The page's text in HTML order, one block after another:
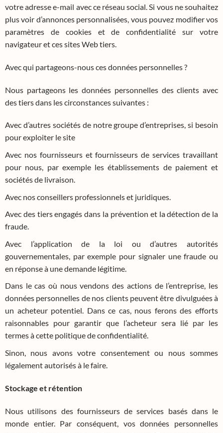
votre adresse e-mail avec ce réseau social. Si vous ne souhaitez
plus voir d’annonces personnalisées, vous pouvez modifier vos
paramètres de cookies et de confidentialité sur votre
navigateur et ces sites Web tiers.
Avec qui partageons-nous ces données personnelles ?
Nous partageons les données personnelles des clients avec
des tiers dans les circonstances suivantes :
Avec d’autres sociétés de notre groupe d’entreprises, si besoin
pour exploiter le site
Avec nos fournisseurs et fournisseurs de services travaillant
pour nous, par exemple les établissements de paiement et
sociétés de livraison.
Avec nos conseillers professionnels et juridiques.
Avec des tiers engagés dans la prévention et la détection de la
fraude.
Avec l’application de la loi ou d’autres autorités
gouvernementales, par exemple pour signaler une fraude ou
en réponse à une demande légitime.
Dans le cas où nous vendons des actions de l’entreprise, les
données personnelles de nos clients peuvent être divulguées à
un acheteur potentiel. Dans ce cas, nous ferons des efforts
raisonnables pour garantir que l’acheteur sera lié par les
termes à cette politique de confidentialité.
Sinon, nous avons votre consentement ou nous sommes
légalement autorisés à le faire.
Stockage et rétention
Nous utilisons des fournisseurs de services basés dans le
monde entier. Par conséquent, vos données personnelles